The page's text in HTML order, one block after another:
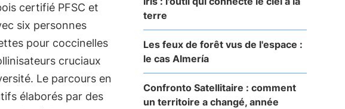
certifié PFSC et
six personnes
pour coccinelles
cruciaux
Le parcours en
élaborés par des
terre
Les feux de forêt vus de l'espace :
le cas Almería
Confronto Satellitaire : comment
un territoire a changé, année